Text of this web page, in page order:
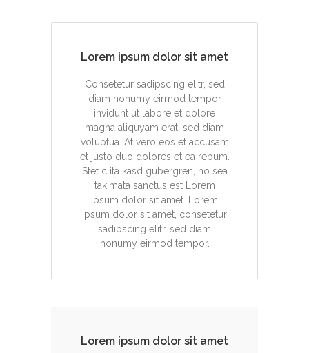
Lorem ipsum dolor sit amet
Consetetur sadipscing elitr, sed
diam nonumy eirmod tempor
invidunt ut labore et dolore
magna aliquyam erat, sed diam
voluptua. At vero eos et accusam
et justo duo dolores et ea rebum.
Stet clita kasd gubergren, no sea
takimata sanctus est Lorem
ipsum dolor sit amet. Lorem
ipsum dolor sit amet, consetetur
sadipscing elitr, sed diam
nonumy eirmod tempor.
Lorem ipsum dolor sit amet